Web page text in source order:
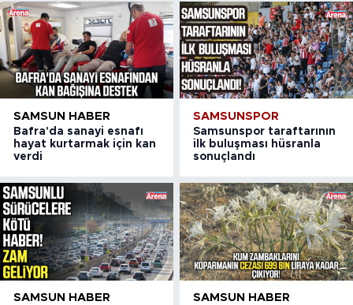
SAMSUN HABER
Bafra'da sanayi esnafı
hayat kurtarmak için kan
verdi
SAMSUNSPOR
Samsunspor taraftarının
ilk buluşması hüsranla
sonuçlandı
SAMSUN HABER SAMSUN HABER